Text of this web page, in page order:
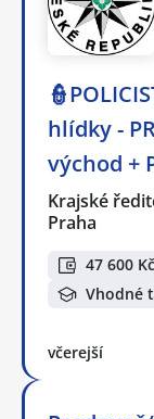
hlídky -
východ +
Krajské
Praha
47 600 Kč
Vhodné
včerejší